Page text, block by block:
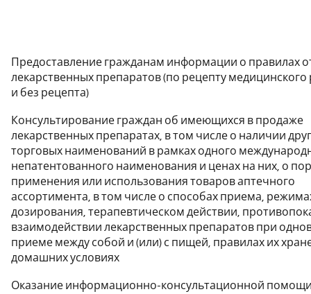
Предоставление гражданам информации о правилах
лекарственных препаратов (по рецепту медицинского
и без рецепта)
Консультирование граждан об имеющихся в продаже
лекарственных препаратах, в том числе о наличии
торговых наименований в рамках одного
непатентованного наименования и ценах на них, о
применения или использования товаров аптечного
ассортимента, в том числе о способах приема,
дозирования, терапевтическом действии,
взаимодействии лекарственных препаратов при
приеме между собой и (или) с пищей, правилах их
домашних условиях
Оказание информационно-консультационной